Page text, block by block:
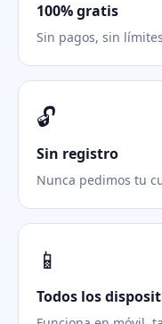
100% gratis
Sin pagos, sin
🔓
Sin registro
Nunca pedimos tu
📱
Todos los